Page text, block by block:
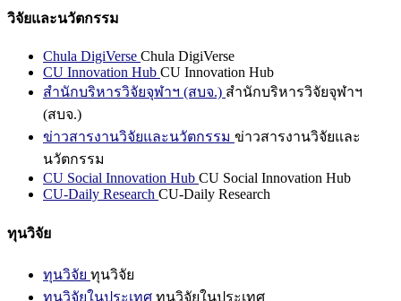
วิจัยและนวัตกรรม
Chula DigiVerse Chula DigiVerse
CU Innovation Hub CU Innovation Hub
สำนักบริหารวิจัยจุฬาฯ (สบจ.) สำนักบริหารวิจัยจุฬาฯ
(สบจ.)
ข่าวสารงานวิจัยและนวัตกรรม ข่าวสารงานวิจัยและ
นวัตกรรม
CU Social Innovation Hub CU Social Innovation Hub
CU-Daily Research CU-Daily Research
ทุนวิจัย
ทุนวิจัย ทุนวิจัย
ทุนวิจัยในประเทศ ทุนวิจัยในประเทศ